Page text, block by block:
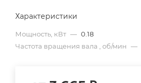
Характеристики
Мощность, кВт — 0.18
Частота вращения вала , об/мин —